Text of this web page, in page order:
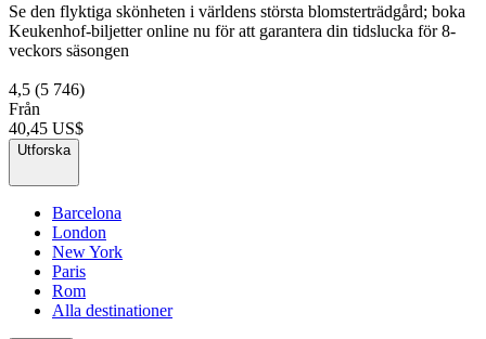
Se den flyktiga skönheten i världens största blomsterträdgård; boka
Keukenhof-biljetter online nu för att garantera din tidslucka för 8-
veckors säsongen
4,5 (5 746)
Från
40,45 US$
Utforska
Barcelona
London
New York
Paris
Rom
Alla destinationer